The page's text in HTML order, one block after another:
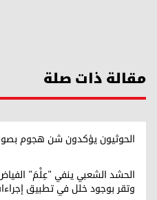
مقالة ذات صلة
الحوثيون يؤكدون شن هجوم
الحشد الشعبي ينفي "عِلْمَ"
وتقر بوجود خلل في تطبيق